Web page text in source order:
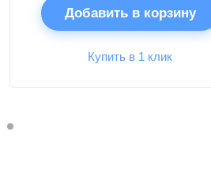
Добавить в корзину
Купить в 1 клик